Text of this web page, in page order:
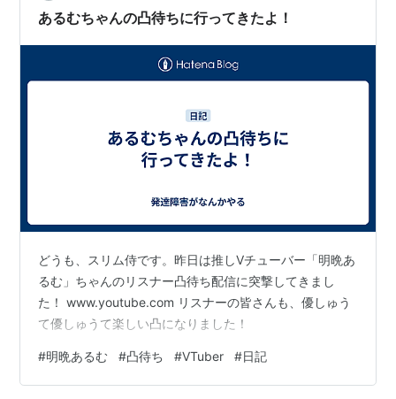
【#兎田ぺこら6周年】マミーと6周年記…
あるむちゃんの凸待ちに行ってきたよ！
どうも、スリム侍です。昨日は推しVチューバー「明晩あ
るむ」ちゃんのリスナー凸待ち配信に突撃してきまし
た！ www.youtube.com リスナーの皆さんも、優しゅう
て優しゅうて楽しい凸になりました！
#明晩あるむ #凸待ち #VTuber #日記